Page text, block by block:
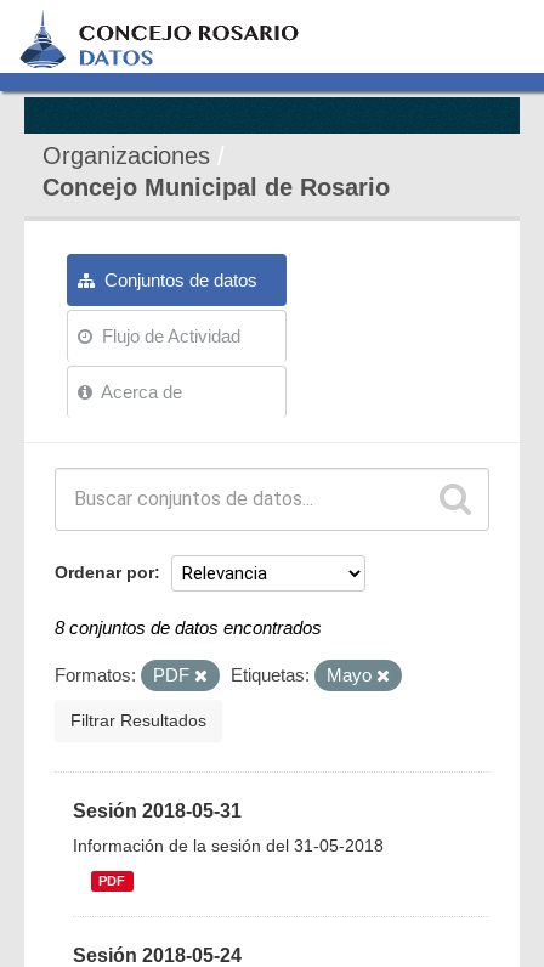
Organizaciones
Concejo Municipal de Rosario
Conjuntos de datos
Flujo de Actividad
Acerca de
Ordenar por
8 conjuntos de datos encontrados
Formatos: PDF Etiquetas: Mayo
Filtrar Resultados
Sesión 2018-05-31
Información de la sesión del 31-05-2018
PDF
Sesión 2018-05-24